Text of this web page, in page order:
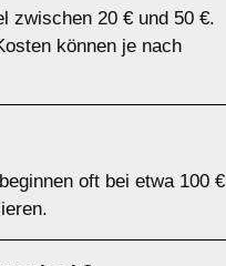
zwischen 20 € und 50 €.
können je nach
oft bei etwa 100 €